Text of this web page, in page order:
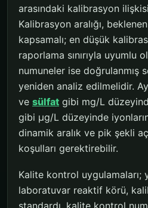
arasındaki kalibrasyon
Kalibrasyon aralığı,
kapsamalı; en düşük
raporlama sınırıyla uyumlu
numuneler ise doğrulanmış
yeniden analiz edilmelidir.
ve sülfat gibi mg/L
gibi µg/L düzeyinde
dinamik aralık ve pik şekli
koşulları gerektirebilir.
Kalite kontrol uygulamaları;
laboratuvar reaktif körü,